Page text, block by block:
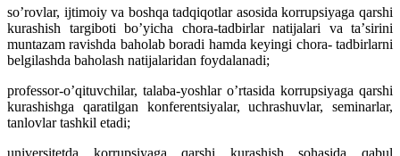
soʼrovlar, ijtimoiy va boshqa tadqiqotlar asosida korrupsiyaga qarshi
kurashish targiboti boʼyicha chora-tadbirlar natijalari va taʼsirini
muntazam ravishda baholab boradi hamda keyingi chora- tadbirlarni
belgilashda baholash natijalaridan foydalanadi;
professor-oʼqituvchilar, talaba-yoshlar oʼrtasida korrupsiyaga qarshi
kurashishga qaratilgan konferentsiyalar, uchrashuvlar, seminarlar,
tanlovlar tashkil etadi;
universitetda korrupsiyaga qarshi kurashish sohasida qabul